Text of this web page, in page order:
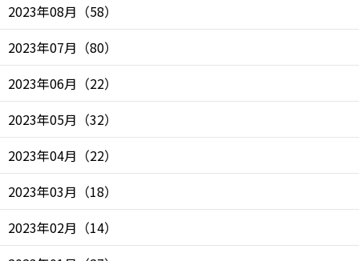
2023年08月 （58）
2023年07月 （80）
2023年06月 （22）
2023年05月 （32）
2023年04月 （22）
2023年03月 （18）
2023年02月 （14）